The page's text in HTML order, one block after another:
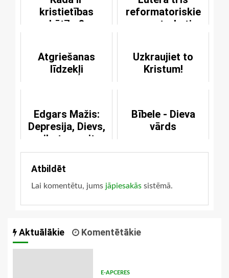
kristietības
būtība?
reformatoriskie
pamatraksti
Atgriešanas
līdzekļi
Uzkraujiet to
Kristum!
Edgars Mažis:
Depresija, Dievs,
psihoterapeits
Bībele - Dieva
vārds
Atbildēt
Lai komentētu, jums jāpiesakās sistēmā.
Aktuālākie Komentētākie
E-APCERES